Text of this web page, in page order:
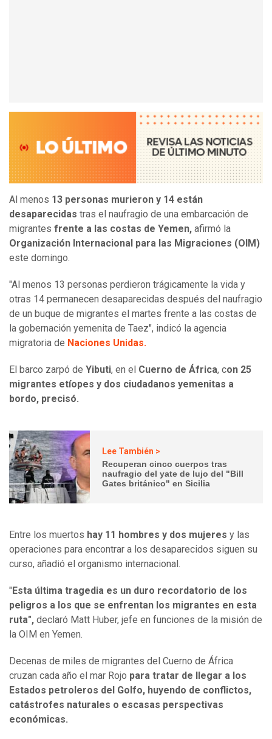
Al menos 13 personas murieron y 14 están
desaparecidas tras el naufragio de una embarcación de
migrantes frente a las costas de Yemen, afirmó la
Organización Internacional para las Migraciones (OIM)
este domingo.
"Al menos 13 personas perdieron trágicamente la vida y
otras 14 permanecen desaparecidas después del naufragio
de un buque de migrantes el martes frente a las costas de
la gobernación yemenita de Taez", indicó la agencia
migratoria de Naciones Unidas.
El barco zarpó de Yibuti, en el Cuerno de África, con 25
migrantes etíopes y dos ciudadanos yemenitas a
bordo, precisó.
Lee También >
Recuperan cinco cuerpos tras
naufragio del yate de lujo del "Bill
Gates británico" en Sicilia
Entre los muertos hay 11 hombres y dos mujeres y las
operaciones para encontrar a los desaparecidos siguen su
curso, añadió el organismo internacional.
" Esta última tragedia es un duro recordatorio de los
peligros a los que se enfrentan los migrantes en esta
ruta", declaró Matt Huber, jefe en funciones de la misión de
la OIM en Yemen.
Decenas de miles de migrantes del Cuerno de África
cruzan cada año el mar Rojo para tratar de llegar a los
Estados petroleros del Golfo, huyendo de conflictos,
catástrofes naturales o escasas perspectivas
económicas.